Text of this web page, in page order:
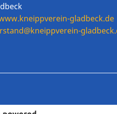
gladbeck.de